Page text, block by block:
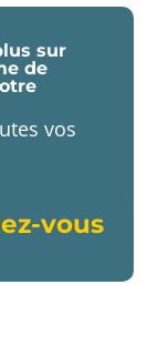
sur
de
vos
vous